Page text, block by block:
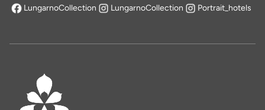
LungarnoCollection
öffnet sich in einem neuen Tab
LungarnoCollection Portrait_hotels